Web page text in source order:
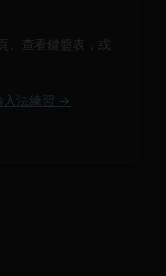
、查看鍵盤表，或
入法練習 →